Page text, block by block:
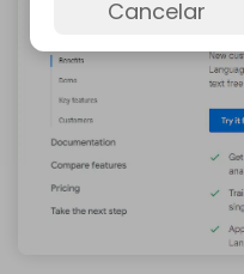
Cancelar